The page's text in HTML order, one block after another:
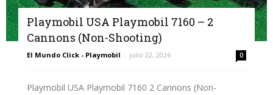
Playmobil USA Playmobil 7160 – 2
Cannons (Non-Shooting)
El Mundo Click - Playmobil - julio 22, 2026 0
Playmobil USA Playmobil 7160 2 Cannons (Non-